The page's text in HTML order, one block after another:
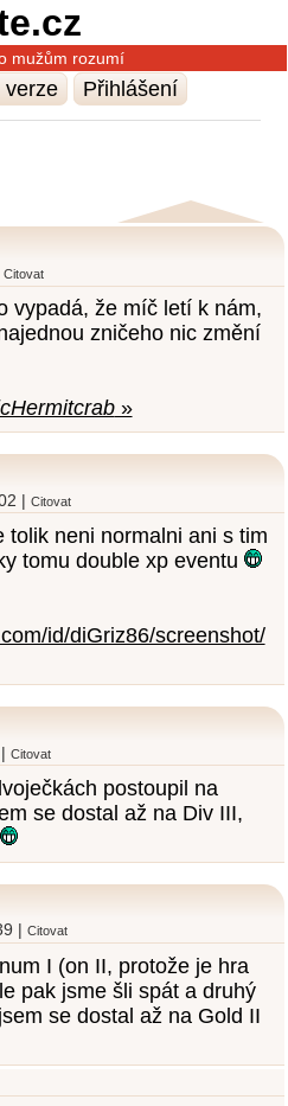
mužům rozumí
verze Přihlášení
Citovat
vypadá, že míč letí k nám,
zničeho nic změní
»
|Citovat
tolik neni normalni ani s tim
tomu double xp eventu
id/diGriz86/screenshot/
Citovat
postoupil na
se dostal až na Div III,
|Citovat
I (on II, protože je hra
pak jsme šli spát a druhý
se dostal až na Gold II